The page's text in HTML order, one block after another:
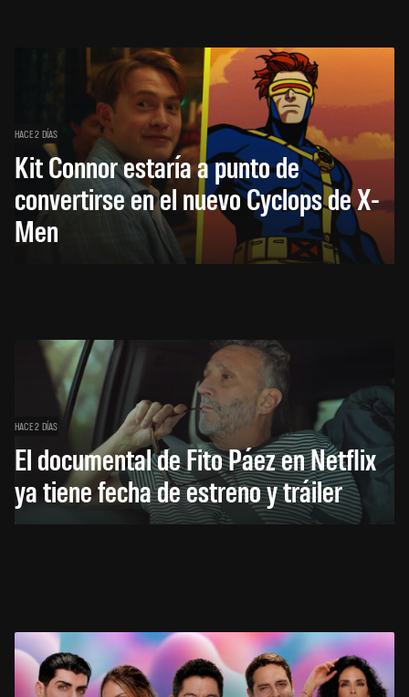
HACE 2 DÍAS
Kit Connor estaría a punto de
convertirse en el nuevo Cyclops de X-
Men
HACE 2 DÍAS
El documental de Fito Páez en Netflix
ya tiene fecha de estreno y tráiler